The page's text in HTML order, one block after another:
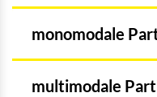
monomodale
multimodale